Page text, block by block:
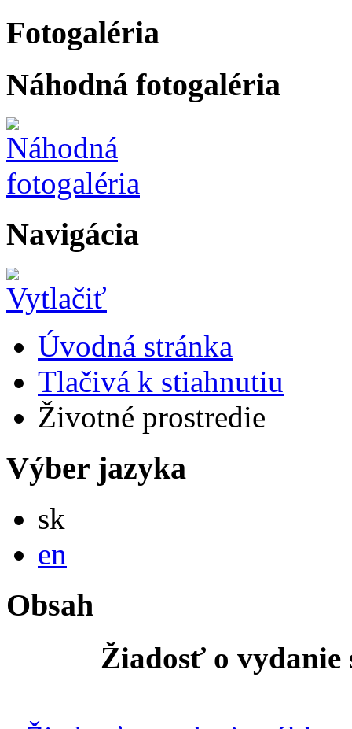
Fotogaléria
Náhodná fotogaléria
Navigácia
Úvodná stránka
Tlačivá k stiahnutiu
Životné prostredie
Výber jazyka
sk
en
Obsah
Žiadosť o vydanie